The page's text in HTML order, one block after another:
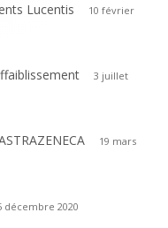
Lucentis
10 février
3 juillet
19 mars
décembre 2020